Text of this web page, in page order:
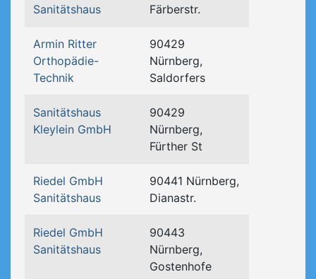
Sanitätshaus
Färberstr.
Armin Ritter
Orthopädie-
Technik
90429
Nürnberg,
Saldorfers
Sanitätshaus
Kleylein GmbH
90429
Nürnberg,
Fürther St
Riedel GmbH
Sanitätshaus
90441 Nürnberg,
Dianastr.
Riedel GmbH
Sanitätshaus
90443
Nürnberg,
Gostenhofe